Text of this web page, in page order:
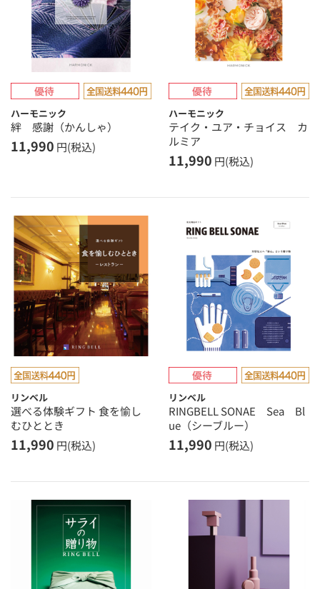
ハーモニック
絆 感謝（かんしゃ）
11,990 円(税込)
ハーモニック
テイク・ユア・チョイス カ
ルミア
11,990 円(税込)
リンベル
選べる体験ギフト 食を愉し
むひととき
11,990 円(税込)
リンベル
RINGBELL SONAE Sea Bl
ue（シーブルー）
11,990 円(税込)